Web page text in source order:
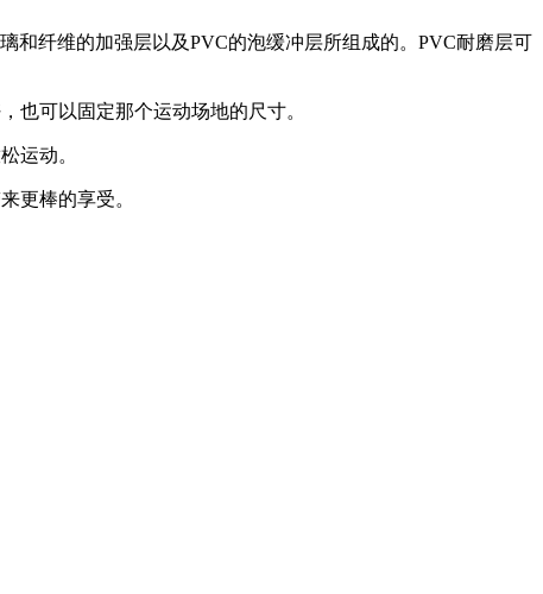
纤维的加强层以及PVC的泡缓冲层所组成的。PVC耐磨层可
可以固定那个运动场地的尺寸。
运动。
更棒的享受。